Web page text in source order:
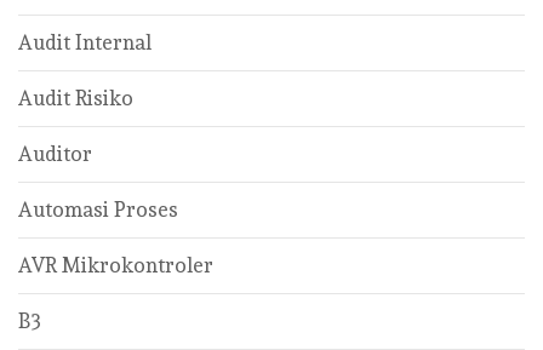
Audit Internal
Audit Risiko
Auditor
Automasi Proses
AVR Mikrokontroler
B3